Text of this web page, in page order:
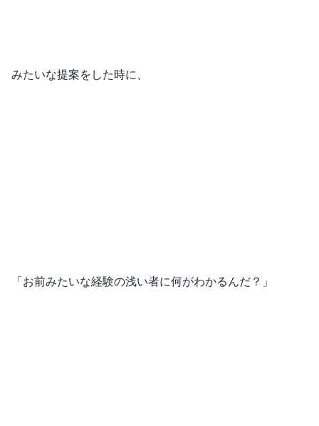
みたいな提案をした時に、
「お前みたいな経験の浅い者に何がわかるんだ？」